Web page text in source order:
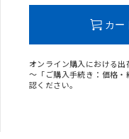
カー
オンライン購入における
～「ご購入手続き：価格
認ください。